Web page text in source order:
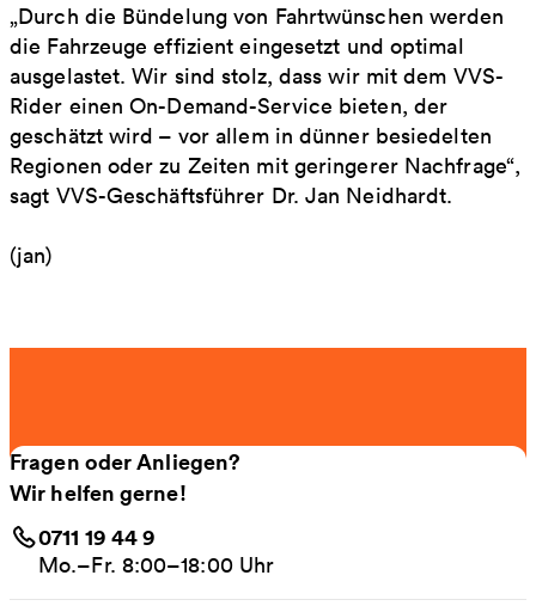
„Durch die Bündelung von Fahrtwünschen werden
die Fahrzeuge effizient eingesetzt und optimal
ausgelastet. Wir sind stolz, dass wir mit dem VVS-
Rider einen On-Demand-Service bieten, der
geschätzt wird – vor allem in dünner besiedelten
Regionen oder zu Zeiten mit geringerer Nachfrage“,
sagt VVS-Geschäftsführer Dr. Jan Neidhardt.
(jan)
Fragen oder Anliegen?
Wir helfen gerne!
0711 19 44 9
Mo.–Fr. 8:00–18:00 Uhr